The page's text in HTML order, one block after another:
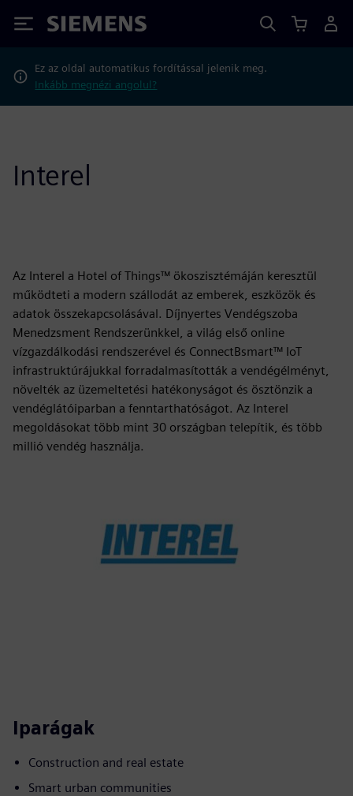
Siemens
Ez az oldal automatikus fordítással jelenik meg.
Inkább megnézi angolul?
Interel
Az Interel a Hotel of Things™ ökoszisztémáján keresztül
működteti a modern szállodát az emberek, eszközök és
adatok összekapcsolásával. Díjnyertes Vendégszoba
Menedzsment Rendszerünkkel, a világ első online
vízgazdálkodási rendszerével és ConnectBsmart™ IoT
infrastruktúrájukkal forradalmasították a vendégélményt,
növelték az üzemeltetési hatékonyságot és ösztönzik a
vendéglátóiparban a fenntarthatóságot. Az Interel
megoldásokat több mint 30 országban telepítik, és több
millió vendég használja.
Iparágak
Construction and real estate
Smart urban communities